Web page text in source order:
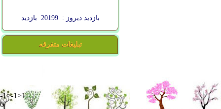
بازدید دیروز : 20199 بازدید
تبلیغات متفرقه
-1>-1>1
0